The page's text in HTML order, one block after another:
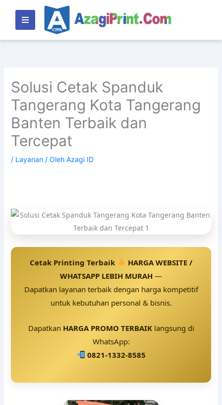
konten
Solusi Cetak Spanduk
Tangerang Kota Tangerang
Banten Terbaik dan
Tercepat
/ Layanan/ Oleh Azagi ID
Cetak Printing Terbaik
HARGA WEBSITE /
WHATSAPP LEBIH MURAH —
Dapatkan layanan terbaik dengan harga kompetitif
untuk kebutuhan personal & bisnis.
Dapatkan HARGA PROMO TERBAIKlangsung di
WhatsApp:
0821-1332-8585